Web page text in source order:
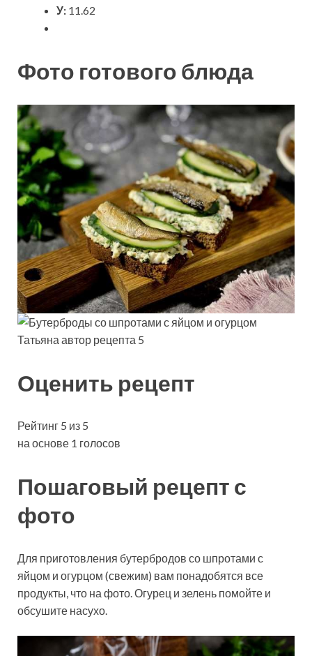
У: 11.62
Фото готового блюда
Татьяна автор рецепта 5
Оценить рецепт
Рейтинг 5 из 5
на основе 1 голосов
Пошаговый рецепт с
фото
Для приготовления бутербродов со шпротами с
яйцом и огурцом (свежим) вам понадобятся все
продукты, что на фото. Огурец и зелень помойте и
обсушите насухо.